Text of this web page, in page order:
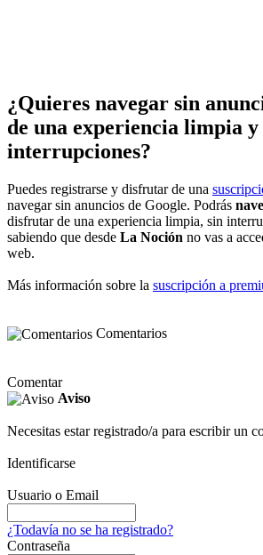
¿Quieres navegar sin
de una experiencia limpia y
interrupciones?
Puedes registrarse y disfrutar de una
navegar sin anuncios de Google. Podrás
disfrutar de una experiencia limpia, sin
sabiendo que desde La Noción no vas a
web.
Más información sobre la suscripción a
Comentarios
Comentar
Aviso
Necesitas estar registrado/a para escribir un
Identificarse
Usuario o Email
¿Todavía no se ha registrado?
Contraseña